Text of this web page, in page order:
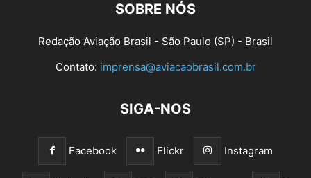
SOBRE NÓS
Redação Aviação Brasil - São Paulo (SP) - Brasil
Contato: imprensa@aviacaobrasil.com.br
SIGA-NOS
Facebook Flickr Instagram